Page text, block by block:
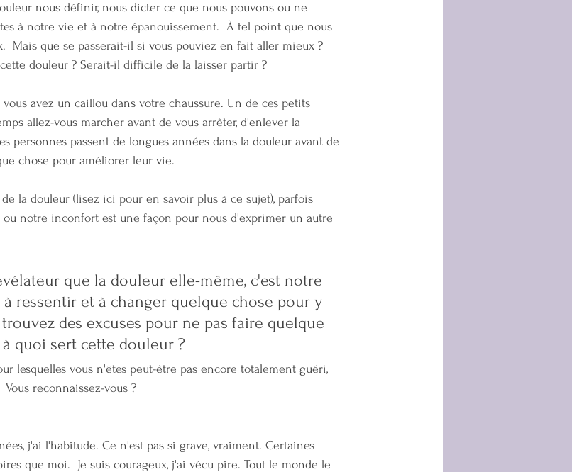
nous définir, nous dicter ce que nous pouvons ou ne
à notre vie et à notre épanouissement.  À tel point que nous
Mais que se passerait-il si vous pouviez en fait aller mieux ?
douleur ? Serait-il difficile de la laisser partir ?
avez un caillou dans votre chaussure. Un de ces petits
allez-vous marcher avant de vous arrêter, d'enlever la
personnes passent de longues années dans la douleur avant de
chose pour améliorer leur vie.
la douleur (lisez ici pour en savoir plus à ce sujet), parfois
notre inconfort est une façon pour nous d'exprimer un autre
que la douleur elle-même, c'est notre
ressentir et à changer quelque chose pour y
des excuses pour ne pas faire quelque
quoi sert cette douleur ?
lesquelles vous n'êtes peut-être pas encore totalement guéri,
reconnaissez-vous ?
j'ai l'habitude. Ce n'est pas si grave, vraiment. Certaines
que moi.  Je suis courageux, j'ai vécu pire. Tout le monde le